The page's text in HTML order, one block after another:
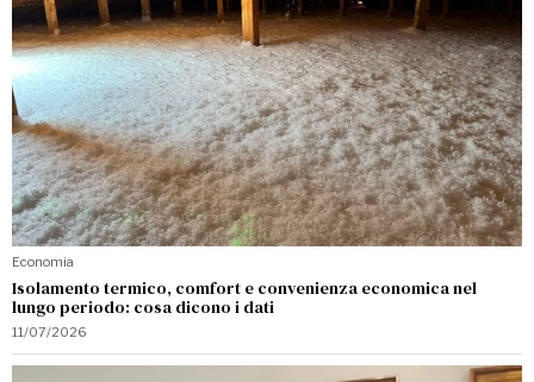
Economia
Isolamento termico, comfort e convenienza economica nel
lungo periodo: cosa dicono i dati
11/07/2026